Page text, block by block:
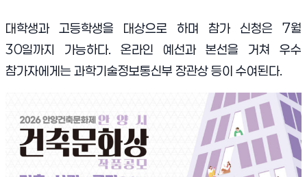
대학생과 고등학생을 대상으로 하며 참가 신청은 7월
30일까지 가능하다. 온라인 예선과 본선을 거쳐 우수
참가자에게는 과학기술정보통신부 장관상 등이 수여된다.